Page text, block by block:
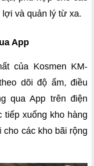
và quản lý từ xa.
App
của Kosmen KM-
dõi độ ẩm, điều
qua App trên điện
tiếp xuống kho hàng
các kho bãi rộng